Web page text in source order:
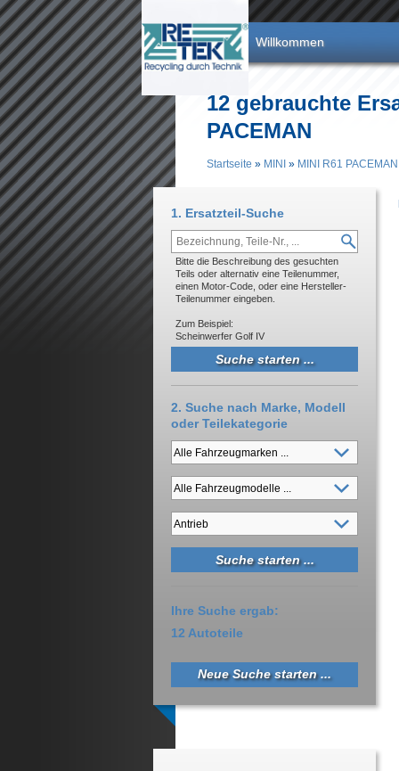
Direkt zum Inhalt
Willkommen
12 gebrauchte
PACEMAN
Startseite » MINI » MINI R61 PACEMAN
1. Ersatzteil-Suche
Bitte die Beschreibung des gesuchten
Teils oder alternativ eine Teilenummer,
einen Motor-Code, oder eine Hersteller-
Teilenummer eingeben.
Zum Beispiel:
Scheinwerfer Golf IV
2. Suche nach Marke, Modell
oder Teilekategorie
Ihre Suche ergab:
12 Autoteile
Neue Suche starten ...